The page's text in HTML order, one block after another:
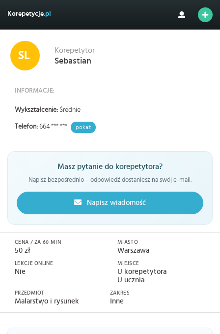
Korepetycje.pl
Korepetytor
Sebastian
INFORMACJE:
Wykształcenie: Średnie
Telefon: 664 *** *** pokaż
Masz pytanie do korepetytora?
Napisz bezpośrednio – odpowiedź dostaniesz na swój e-mail.
Napisz wiadomość
CENA / ZA 60 MIN
50 zł
LEKCJE ONLINE
Nie
MIASTO
Warszawa
MIEJSCE
U korepetytora
U ucznia
PRZEDMIOT
Malarstwo i rysunek
ZAKRES
Inne